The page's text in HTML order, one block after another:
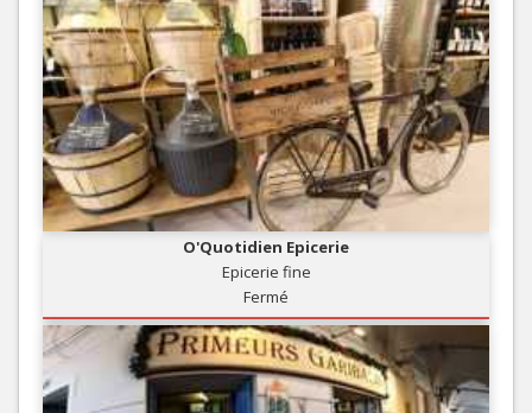
O'Quotidien Epicerie
Epicerie fine
Fermé